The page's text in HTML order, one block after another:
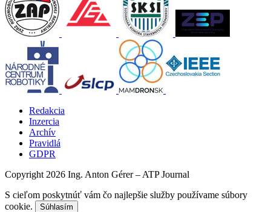
Redakcia
Inzercia
Archív
Pravidlá
GDPR
Copyright 2026 Ing. Anton Gérer – ATP Journal
S cieľom poskytnúť vám čo najlepšie služby používame súbory
cookie.
Súhlasím